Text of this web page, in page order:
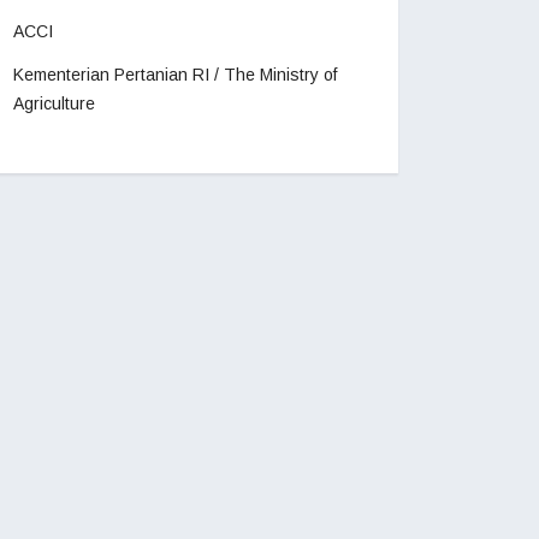
ACCI
Kementerian Pertanian RI / The Ministry of
Agriculture